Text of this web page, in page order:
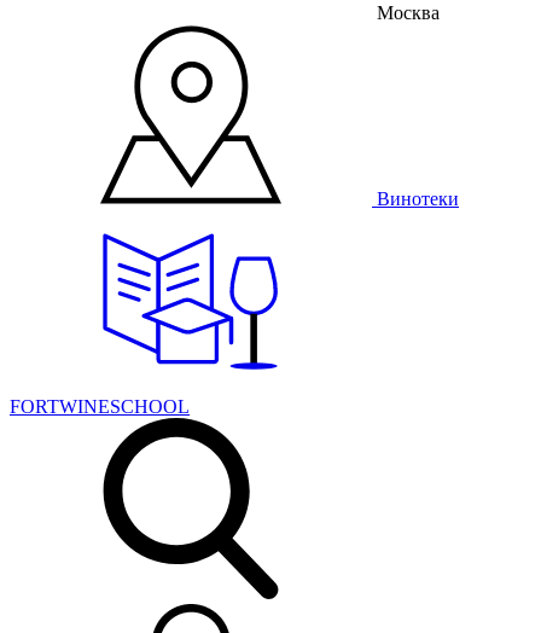
Москва
Винотеки
FORTWINESCHOOL